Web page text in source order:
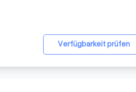
Verfügbarkeit prüfen